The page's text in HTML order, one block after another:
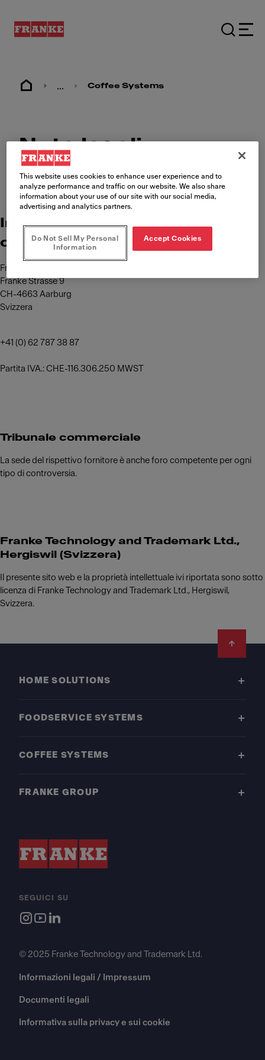
... Coffee Systems
Note legali
Indirizzo e Responsabile per i
contenuti
Franke Kaffeemaschinen AG
Franke Strasse 9
CH-4663 Aarburg
Svizzera
+41 (0) 62 787 38 87
Partita IVA.: CHE-116.306.250 MWST
Tribunale commerciale
La sede del rispettivo fornitore è anche foro competente per ogni
tipo di controversia.
Franke Technology and Trademark Ltd.,
Hergiswil (Svizzera)
Il presente sito web e la proprietà intellettuale ivi riportata sono sotto
licenza di Franke Technology and Trademark Ltd., Hergiswil,
Svizzera.
HOME SOLUTIONS
FOODSERVICE SYSTEMS
COFFEE SYSTEMS
FRANKE GROUP
SEGUICI SU
© 2025 Franke Technology and Trademark Ltd.
Informazioni legali / Impressum
Documenti legali
Informativa sulla privacy e sui cookie
This website uses cookies to enhance user experience and to
analyze performance and traffic on our website. We also share
information about your use of our site with our social media,
advertising and analytics partners.
Do Not Sell My Personal
Information
Accept Cookies